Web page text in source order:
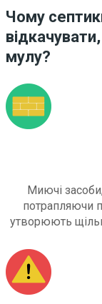
Чому
мулу?
Миючі
потрапляючи
утворюють